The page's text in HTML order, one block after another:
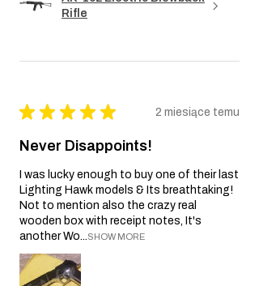
Rifle
★ ★ ★ ★ ★ 2 miesiące temu
Never Disappoints!
I was lucky enough to buy one of their last
Lighting Hawk models & Its breathtaking!
Not to mention also the crazy real
wooden box with receipt notes, It's
another Wo...SHOW MORE